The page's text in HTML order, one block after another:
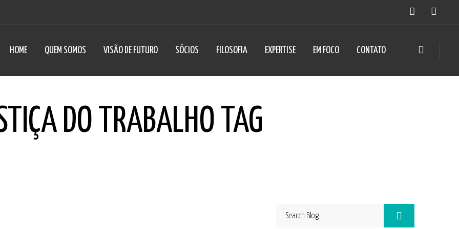
HOME QUEM SOMOS VISÃO DE FUTURO SÓCIOS FILOSOFIA EXPERTISE EM FOCO CONTATO
DO TRABALHO TAG